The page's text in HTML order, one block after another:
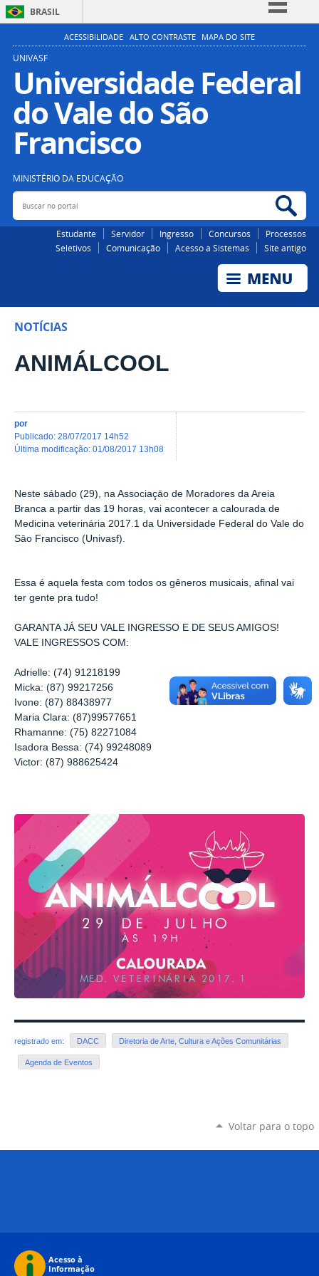
BRASIL
Simplifique!
Participe
Acesso à informação
Legislação
ACESSIBILIDADE ALTO CONTRASTE MAPA DO SITE
UNIVASF
Universidade Federal
do Vale do São
Francisco
MINISTÉRIO DA EDUCAÇÃO
Buscar no portal
Estudante Servidor Ingresso Concursos
Processos
Seletivos
Comunicação Acesso a Sistemas Site antigo
NOTÍCIAS
ANIMÁLCOOL
por
publicado: 28/07/2017 14h52
última modificação: 01/08/2017 13h08
Neste sábado (29), na Associaçāo de Moradores da Areia
Branca a partir das 19 horas, vai acontecer a calourada de
Medicina veterinária 2017.1 da Universidade Federal do Vale do
Sāo Francisco (Univasf).
Essa é aquela festa com todos os gêneros musicais, afinal vai
ter gente pra tudo!
GARANTA JÁ SEU VALE INGRESSO E DE SEUS AMIGOS!
VALE INGRESSOS COM:
Adrielle: (74) 91218199
Micka: (87) 99217256
Ivone: (87) 88438977
Maria Clara: (87)99577651
Rhamanne: (75) 82271084
Isadora Bessa: (74) 99248089
Victor: (87) 988625424
registrado em: DACC Diretoria de Arte, Cultura e Ações Comunitárias
Agenda de Eventos
Voltar para o topo